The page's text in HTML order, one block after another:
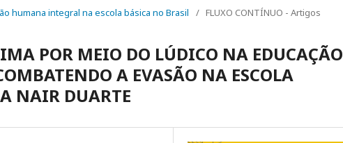
humana integral na escola básica no Brasil / FLUXO CONTÍNUO - Artigos
POR MEIO DO LÚDICO NA EDUCAÇÃO
A EVASÃO NA ESCOLA
NAIR DUARTE